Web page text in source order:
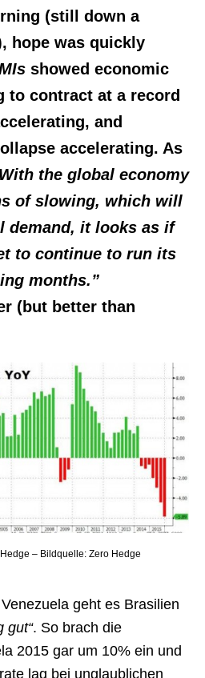
(still down a
hope was quickly
showed economic
contract at a record
and
accelerating. As
the global economy
of slowing, which will
demand, it looks as if
to continue to run its
months.”
(but better than
– Bildquelle: Zero Hedge
geht es Brasilien
gut“. So brach die
2015 gar um 10% ein und
lag bei unglaublichen